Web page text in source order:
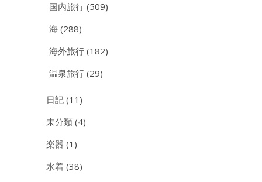
国内旅行 (509)
海 (288)
海外旅行 (182)
温泉旅行 (29)
日記 (11)
未分類 (4)
楽器 (1)
水着 (38)